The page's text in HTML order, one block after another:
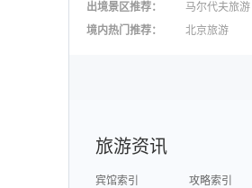
出境景区推荐： 马尔代夫旅游
澳大利亚旅游
境内热门推荐： 北京旅游
旅游资讯
宾馆索引
攻略索引